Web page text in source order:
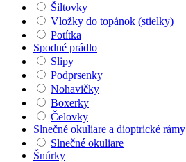
Šiltovky
Vložky do topánok (stielky)
Potítka
Spodné prádlo
Slipy
Podprsenky
Nohavičky
Boxerky
Čelovky
Slnečné okuliare a dioptrické rámy
Slnečné okuliare
Šnúrky